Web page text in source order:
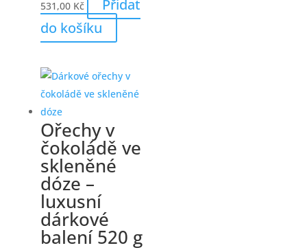
531,00 Kč
Přidat
do košíku
Ořechy v
čokoládě ve
skleněné
dóze –
luxusní
dárkové
balení 520 g